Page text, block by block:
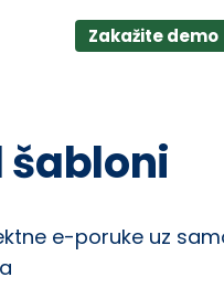
Zakažite demo
e-poruke uz